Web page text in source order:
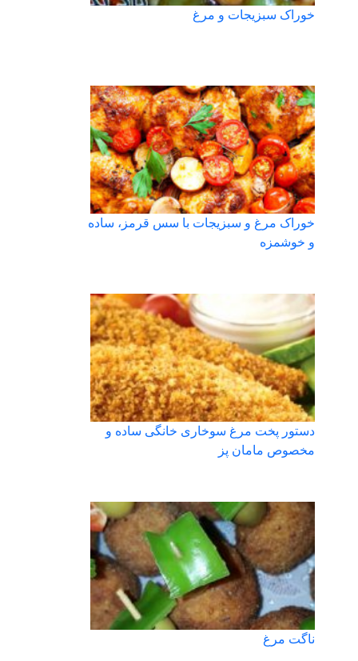
خوراک سبزیجات و مرغ
خوراک مرغ و سبزیجات با سس قرمز، ساده
و خوشمزه
دستور پخت مرغ سوخاری خانگی ساده و
مخصوص مامان پز
ناگت مرغ